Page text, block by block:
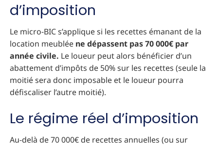
d’imposition
Le micro-BIC s’applique si les recettes émanant de la
location meublée ne dépassent pas 70 000€ par
année civile. Le loueur peut alors bénéficier d’un
abattement d’impôts de 50% sur les recettes (seule la
moitié sera donc imposable et le loueur pourra
défiscaliser l’autre moitié).
Le régime réel d’imposition
Au-delà de 70 000€ de recettes annuelles (ou sur